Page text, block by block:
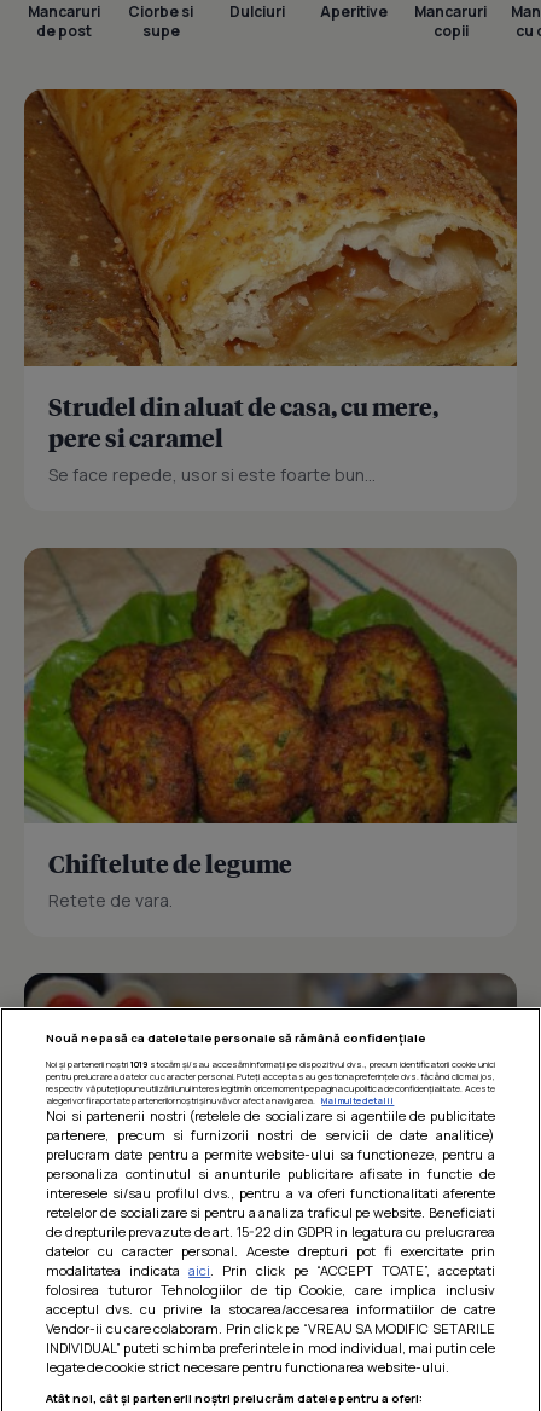
Mancaruri
de post
Ciorbe si
supe
Dulciuri Aperitive
Mancaruri
copii
cu
Strudel din aluat de casa, cu mere,
pere si caramel
Se face repede, usor si este foarte bun...
Chiftelute de legume
Retete de vara.
Barcute din vinete cu arpagic rosu
Un deliciu usor de preparat!
Nouă ne pasă ca datele tale personale să rămână confidențiale
Noi și partenerii noștri 1019stocăm și/sau accesăm informații pe dispozitivul dvs., precum identificatorii cookie unici
pentru prelucrarea datelor cu caracter personal. Puteți accepta sau gestiona preferințele dvs. făcând clic mai jos,
respectiv vă puteți opune utilizării unui interes legitim în orice moment pe pagina cu politica de confidențialitate. Aceste
alegeri vor fi raportate partenerilor noștri și nu vă vor afecta navigarea.
Mai multe detalii
Noi si partenerii nostri (retelele de socializare si agentiile de publicitate
partenere, precum si furnizorii nostri de servicii de date analitice)
prelucram date pentru a permite website-ului sa functioneze, pentru a
personaliza continutul si anunturile publicitare afisate in functie de
interesele si/sau profilul dvs., pentru a va oferi functionalitati aferente
retelelor de socializare si pentru a analiza traficul pe website. Beneficiati
de drepturile prevazute de art. 15-22 din GDPR in legatura cu prelucrarea
datelor cu caracter personal. Aceste drepturi pot fi exercitate prin
modalitatea indicataaici . Prin click pe “ACCEPT TOATE”, acceptati
folosirea tuturor Tehnologiilor de tip Cookie, care implica inclusiv
acceptul dvs. cu privire la stocarea/accesarea informatiilor de catre
Vendor-ii cu care colaboram. Prin click pe “VREAU SA MODIFIC SETARILE
INDIVIDUAL” puteti schimba preferintele in mod individual, mai putin cele
legate de cookie strict necesare pentru functionarea website-ului.
Atât noi, cât și partenerii noștri prelucrăm datele pentru a oferi: